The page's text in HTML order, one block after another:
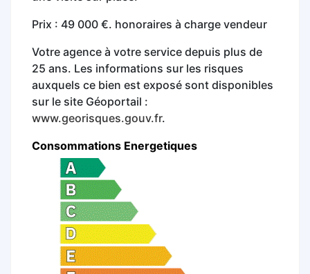
Prix : 49 000 €. honoraires à charge vendeur
Votre agence à votre service depuis plus de
25 ans. Les informations sur les risques
auxquels ce bien est exposé sont disponibles
sur le site Géoportail :
www.georisques.gouv.fr.
Consommations Energetiques